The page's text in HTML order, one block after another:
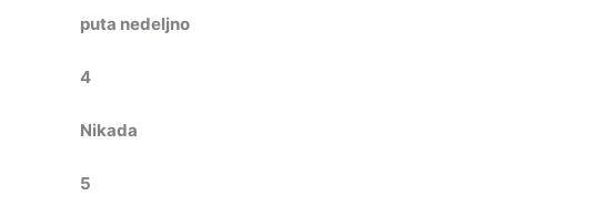
puta nedeljno
4
Nikada
5